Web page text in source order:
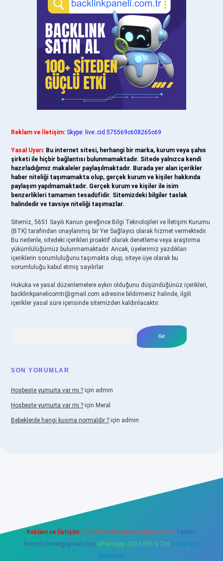
Reklam ve İletişim: Skype: live:.cid.575569c608265c69
Yasal Uyarı: Bu internet sitesi, herhangi bir marka, kurum veya şahıs
şirketi ile hiçbir bağlantısı bulunmamaktadır. Sitede yalnızca kendi
hazırladığımız makaleler paylaşılmaktadır. Burada yer alan içerikler
haber niteliği taşımamakta olup, gerçek kurum ve kişiler hakkında
paylaşım yapılmamaktadır. Gerçek kurum ve kişiler ile isim
benzerlikleri tamamen tesadüfidir. Sitemizdeki bilgiler taslak
halindedir ve tavsiye niteliği taşımazlar.
Sitemiz, 5651 Sayılı Kanun gereğince Bilgi Teknolojileri ve İletişim Kurumu
(BTK) tarafından onaylanmış bir Yer Sağlayıcı olarak hizmet vermektedir.
Bu nedenle, sitedeki içerikleri proaktif olarak denetleme veya araştırma
yükümlülüğümüz bulunmamaktadır. Ancak, üyelerimiz yazdıkları
içeriklerin sorumluluğunu taşımakta olup, siteye üye olarak bu
sorumluluğu kabul etmiş sayılırlar.
Hukuka ve yasal düzenlemelere aykırı olduğunu düşündüğünüz içerikleri,
backlinkpanelicomtr@gmail.com adresine bildirmeniz halinde, ilgili
içerikler yasal süre içerisinde sitemizden kaldırılacaktır.
SON YORUMLAR
Hoşbeşte yumurta var mı ? için admin
Hoşbeşte yumurta var mı ? için Meral
Bebeklerde hangi kusma normaldir ? için admin
Reklam ve İletişim: E-mail: backlinkpaneli@gmail.com Teams:
forumhizmeti@gmail.com Whatsapp: 0262 606 0 726 Telegram:
@karabul